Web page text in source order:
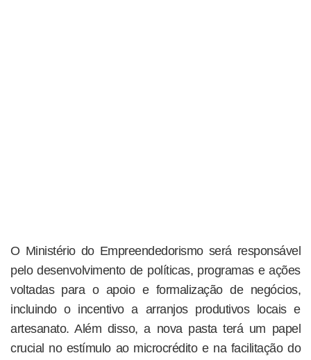
O Ministério do Empreendedorismo será responsável
pelo desenvolvimento de políticas, programas e ações
voltadas para o apoio e formalização de negócios,
incluindo o incentivo a arranjos produtivos locais e
artesanato. Além disso, a nova pasta terá um papel
crucial no estímulo ao microcrédito e na facilitação do